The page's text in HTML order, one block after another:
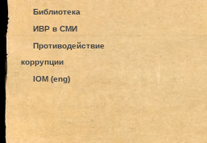
Библиотека
ИВР в СМИ
Противодействие
коррупции
IOM (eng)